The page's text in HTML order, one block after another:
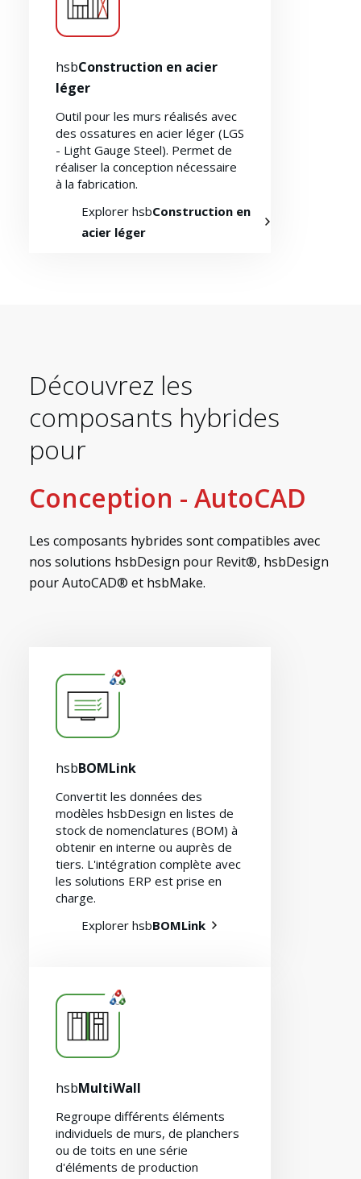
hsbConstruction en acier
léger
Outil pour les murs réalisés avec
des ossatures en acier léger (LGS
- Light Gauge Steel). Permet de
réaliser la conception nécessaire
à la fabrication.
Explorer hsbConstruction en
acier léger
Découvrez les
composants hybrides
pour
Conception - AutoCAD
Les composants hybrides sont compatibles avec
nos solutions hsbDesign pour Revit®, hsbDesign
pour AutoCAD® et hsbMake.
hsbBOMLink
Convertit les données des
modèles hsbDesign en listes de
stock de nomenclatures (BOM) à
obtenir en interne ou auprès de
tiers. L'intégration complète avec
les solutions ERP est prise en
charge.
Explorer hsbBOMLink
hsbMultiWall
Regroupe différents éléments
individuels de murs, de planchers
ou de toits en une série
d'éléments de production